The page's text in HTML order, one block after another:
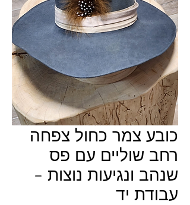
כובע צמר כחול צפחה
רחב שוליים עם פס
שנהב ונגיעות נוצות –
עבודת יד